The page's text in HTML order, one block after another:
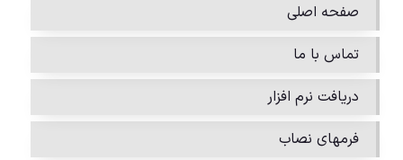
صفحه اصلی
تماس با ما
دریافت نرم افزار
فرمهای نصاب